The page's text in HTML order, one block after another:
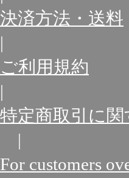
決済方法・送料
|
ご利用規約
|
特定商取引に
|
For customers